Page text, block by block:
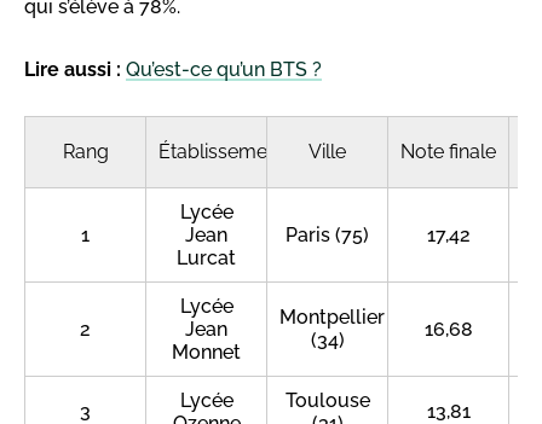
qui s’élève à 78%.
Lire aussi : Qu’est-ce qu’un BTS ?
Rang Établissement Ville Note finale
1
Lycée
Jean
Lurcat
Paris (75) 17,42
2
Lycée
Jean
Monnet
Montpellier
(34)
16,68
3
Lycée
Toulouse
13,81